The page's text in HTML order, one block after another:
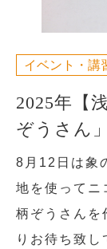
イベント・講
2025年【
ぞうさん
8月12日は象
地を使ってニ
柄ぞうさんを
りお待ち致し